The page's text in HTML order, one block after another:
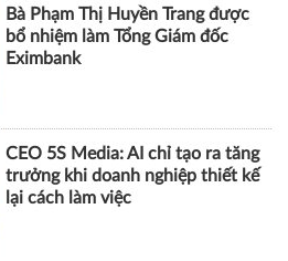
Bà Phạm Thị Huyền Trang được
bổ nhiệm làm Tổng Giám đốc
Eximbank
CEO 5S Media: AI chỉ tạo ra tăng
trưởng khi doanh nghiệp thiết kế
lại cách làm việc